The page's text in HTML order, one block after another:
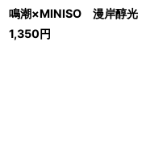
鳴潮×MINISO 漫岸醇光
1,350円